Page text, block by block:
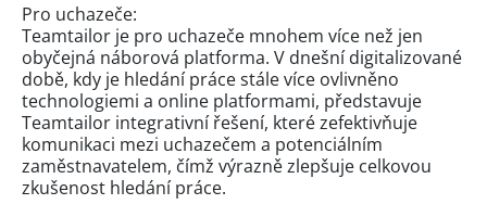
Pro uchazeče:
Teamtailor je pro uchazeče mnohem více než jen
obyčejná náborová platforma. V dnešní digitalizované
době, kdy je hledání práce stále více ovlivněno
technologiemi a online platformami, představuje
Teamtailor integrativní řešení, které zefektivňuje
komunikaci mezi uchazečem a potenciálním
zaměstnavatelem, čímž výrazně zlepšuje celkovou
zkušenost hledání práce.